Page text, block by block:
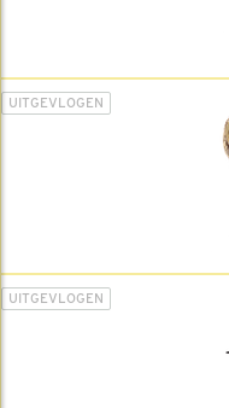
UITGEVLOGEN
UITGEVLOGEN